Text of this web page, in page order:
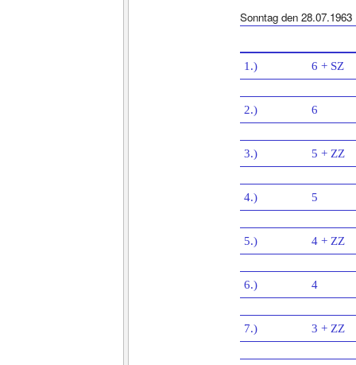
Sonntag den 28.07.1963
1.) 6 + SZ
2.) 6
3.) 5 + ZZ
4.) 5
5.) 4 + ZZ
6.) 4
7.) 3 + ZZ